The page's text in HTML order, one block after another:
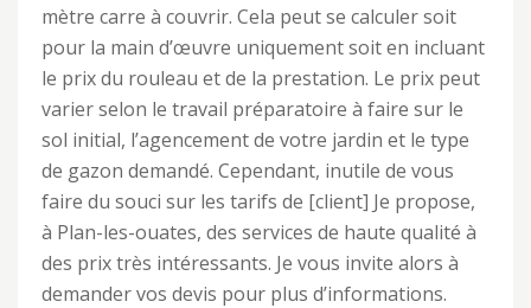
mètre carre à couvrir. Cela peut se calculer soit
pour la main d’œuvre uniquement soit en incluant
le prix du rouleau et de la prestation. Le prix peut
varier selon le travail préparatoire à faire sur le
sol initial, l’agencement de votre jardin et le type
de gazon demandé. Cependant, inutile de vous
faire du souci sur les tarifs de [client] Je propose,
à Plan-les-ouates, des services de haute qualité à
des prix très intéressants. Je vous invite alors à
demander vos devis pour plus d’informations.